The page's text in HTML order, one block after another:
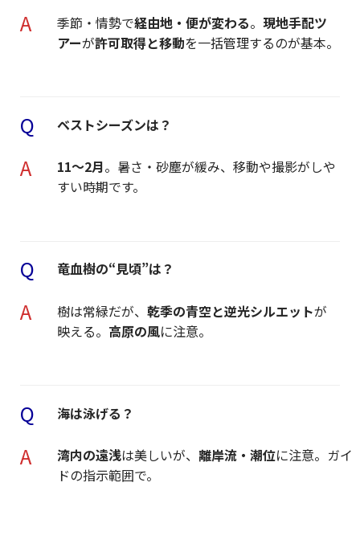
A 季節・情勢で経由地・便が変わる。現地手配ツ
アーが許可取得と移動を一括管理するのが基本。
Q ベストシーズンは？
A 11〜2月。暑さ・砂塵が緩み、移動や撮影がしや
すい時期です。
Q 竜血樹の“見頃”は？
A 樹は常緑だが、乾季の青空と逆光シルエットが
映える。 高原の風に注意。
Q 海は泳げる？
A 湾内の遠浅は美しいが、 離岸流・潮位に注意。ガイ
ドの指示範囲で。